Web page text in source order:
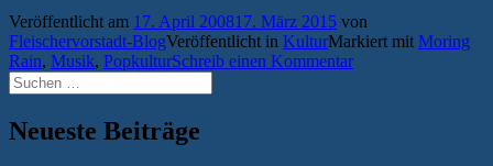
Veröffentlicht am 17. April 200817. März 2015 von
Fleischervorstadt-BlogVeröffentlicht in KulturMarkiert mit Moring
Rain, Musik, PopkulturSchreib einen Kommentar
Suchen
nach:
Neueste Beiträge